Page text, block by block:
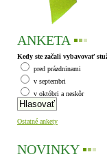
ANKETA ▪▪▪
Kedy ste začali vybavovať
pred prázdninami
v septembri
v októbri a neskôr
Ostatné ankety
NOVINKY ▪▪▪